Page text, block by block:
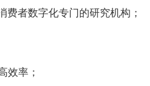
费者数字化专门的研究机构；
率；